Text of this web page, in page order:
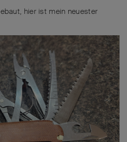
hier ist mein neuester